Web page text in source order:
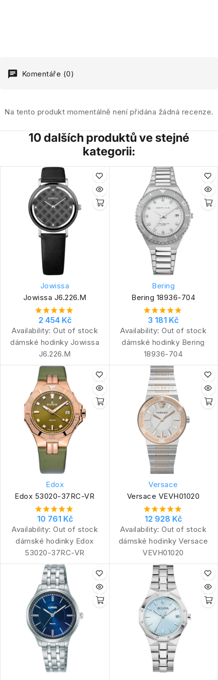
Komentáře (0)
Na tento produkt momentálně není přidána žádná recenze.
10 dalších produktů ve stejné
kategorii:
Jowissa
Jowissa J6.226.M
2 454 Kč
Availability: Out of stock
dámské hodinky Jowissa
J6.226.M
Bering
Bering 18936-704
3 181 Kč
Availability: Out of stock
dámské hodinky Bering
18936-704
Edox
Edox 53020-37RC-VR
10 761 Kč
Availability: Out of stock
dámské hodinky Edox
53020-37RC-VR
Versace
Versace VEVH01020
12 928 Kč
Availability: Out of stock
dámské hodinky Versace
VEVH01020